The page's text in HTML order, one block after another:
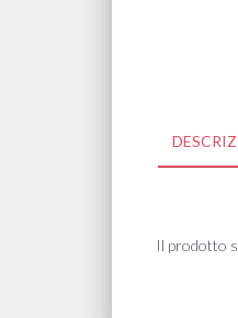
Il prodotto